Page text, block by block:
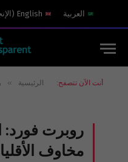
العربية English
(
أنت الآن تتصفح: الرئيسية »
روبرت فورد:
مخاوف